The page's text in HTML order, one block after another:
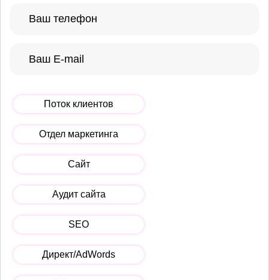
Поток клиентов
Отдел маркетинга
Сайт
Аудит сайта
SEO
Директ/AdWords